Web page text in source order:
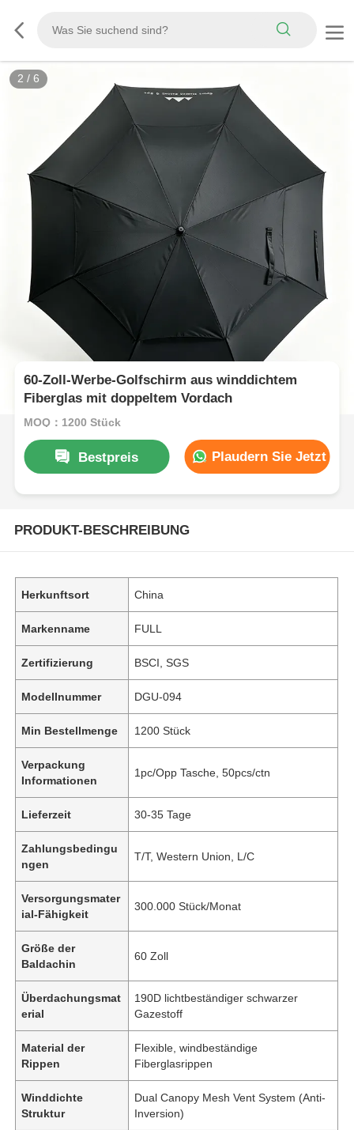
2 / 6
60-Zoll-Werbe-Golfschirm aus winddichtem
Fiberglas mit doppeltem Vordach
MOQ：1200 Stück
Bestpreis Plaudern Sie Jetzt
PRODUKT-BESCHREIBUNG
Herkunftsort China
Markenname FULL
Zertifizierung BSCI, SGS
Modellnummer DGU-094
Min Bestellmenge 1200 Stück
Verpackung
Informationen
1pc/Opp Tasche, 50pcs/ctn
Lieferzeit 30-35 Tage
Zahlungsbedingu
ngen
T/T, Western Union, L/C
Versorgungsmater
ial-Fähigkeit
300.000 Stück/Monat
Größe der
Baldachin
60 Zoll
Überdachungsmat
erial
190D lichtbeständiger schwarzer
Gazestoff
Material der
Rippen
Flexible, windbeständige
Fiberglasrippen
Winddichte
Struktur
Dual Canopy Mesh Vent System (Anti-
Inversion)